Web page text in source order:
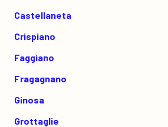
Castellaneta
Crispiano
Faggiano
Fragagnano
Ginosa
Grottaglie